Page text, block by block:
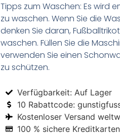
Tipps zum Waschen: Es wird
zu waschen. Wenn Sie die
denken Sie daran,
waschen. Füllen Sie die
verwenden Sie einen
zu schützen.
Verfügbarkeit: Auf Lager
10 Rabattcode:
Kostenloser Versand
100 % sichere